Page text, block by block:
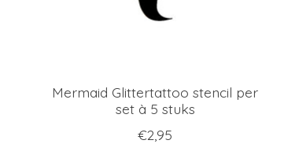
Mermaid Glittertattoo stencil per
set à 5 stuks
€2,95